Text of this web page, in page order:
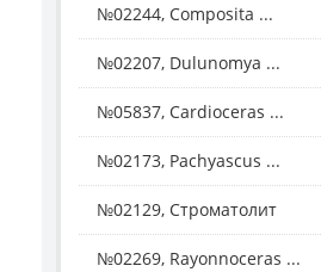
№02244, Composita ...
№02207, Dulunomya ...
№05837, Cardioceras ...
№02173, Pachyascus ...
№02129, Строматолит
№02269, Rayonnoceras ...